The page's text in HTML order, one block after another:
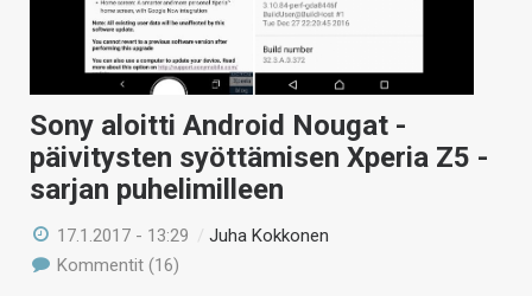
Sony aloitti Android Nougat -
päivitysten syöttämisen Xperia Z5 -
sarjan puhelimilleen
17.1.2017 - 13:29 /Juha Kokkonen
Kommentit (16)